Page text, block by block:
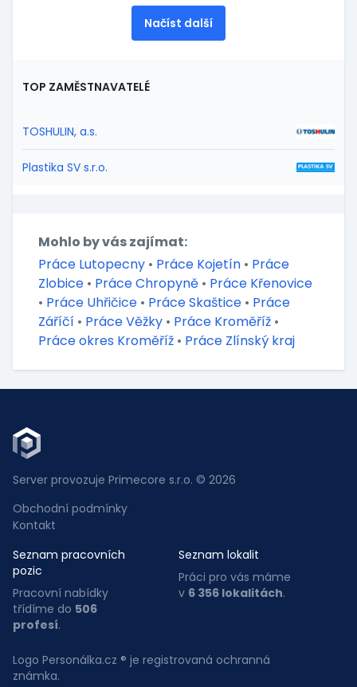
Načíst další
TOP ZAMĚSTNAVATELÉ
TOSHULIN, a.s.
Plastika SV s.r.o.
Mohlo by vás zajímat:
Práce Lutopecny • Práce Kojetín • Práce
Zlobice • Práce Chropyně • Práce Křenovice
• Práce Uhřičice • Práce Skaštice • Práce
Záříčí • Práce Věžky • Práce Kroměříž •
Práce okres Kroměříž • Práce Zlínský kraj
Server provozuje Primecore s.r.o. © 2026
Obchodní podmínky
Kontakt
Seznam pracovních
pozic
Pracovní nabídky
třídíme do 506
profesí.
Seznam lokalit
Práci pro vás máme
v 6 356 lokalitách.
Logo Personálka.cz ® je registrovaná ochranná
známka.